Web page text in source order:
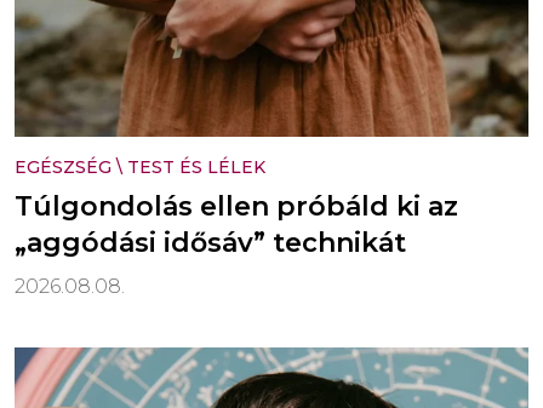
EGÉSZSÉG \ TEST ÉS LÉLEK
Túlgondolás ellen próbáld ki az
„aggódási idősáv” technikát
2026.08.08.